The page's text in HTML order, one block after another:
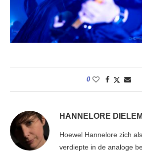
0
HANNELORE
Hoewel Hannelore zich
verdiepte in de analoge